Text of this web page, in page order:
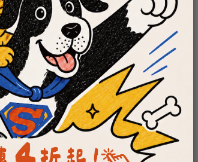
OKi Raw and Bone
Patties
NT$199 ~ NT$3,160
NT$5,572